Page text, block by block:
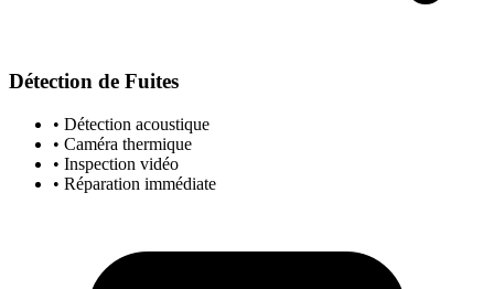
Détection de Fuites
• Détection acoustique
• Caméra thermique
• Inspection vidéo
• Réparation immédiate